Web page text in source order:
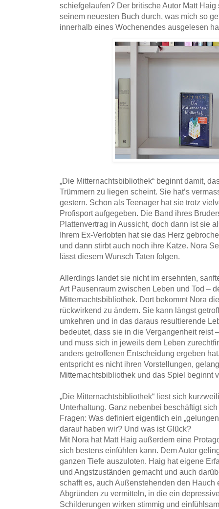
schiefgelaufen? Der britische Autor Matt
seinem neuesten Buch durch, was mich so
innerhalb eines Wochenendes ausgelesen
„Die Mitternachtsbibliothek“ beginnt damit,
Trümmern zu liegen scheint. Sie hat’s
gestern. Schon als Teenager hat sie trotz
Profisport aufgegeben. Die Band ihres
Plattenvertrag in Aussicht, doch dann ist sie
Ihrem Ex-Verlobten hat sie das Herz
und dann stirbt auch noch ihre Katze. Nora
lässt diesem Wunsch Taten folgen.
Allerdings landet sie nicht im ersehnten,
Art Pausenraum zwischen Leben und Tod –
Mitternachtsbibliothek. Dort bekommt Nora
rückwirkend zu ändern. Sie kann längst
umkehren und in das daraus resultierende
bedeutet, dass sie in die Vergangenheit reist
und muss sich in jeweils dem Leben
anders getroffenen Entscheidung ergeben
entspricht es nicht ihren Vorstellungen,
Mitternachtsbibliothek und das Spiel beginnt
„Die Mitternachtsbibliothek“ liest sich
Unterhaltung. Ganz nebenbei beschäftigt
Fragen: Was definiert eigentlich ein
darauf haben wir? Und was ist Glück?
Mit Nora hat Matt Haig außerdem eine
sich bestens einfühlen kann. Dem Autor
ganzen Tiefe auszuloten. Haig hat eigene
und Angstzuständen gemacht und auch
schafft es, auch Außenstehenden den Hauch
Abgründen zu vermitteln, in die ein
Schilderungen wirken stimmig und